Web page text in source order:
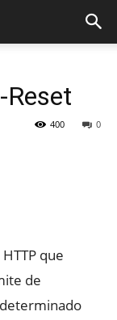
Reset
0
400
que
de